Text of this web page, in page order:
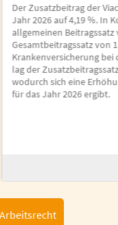
Der Zusatzbeitrag der
Jahr 2026 auf 4,19 %. In
allgemeinen Beitragssatz
Gesamtbeitragssatz von
Krankenversicherung bei
lag der
wodurch sich eine
für das Jahr 2026 ergibt.